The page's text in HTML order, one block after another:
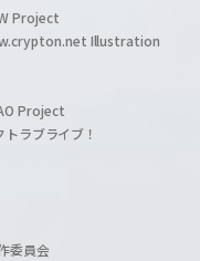
Project
Illustration
Project
ラブライブ！
委員会